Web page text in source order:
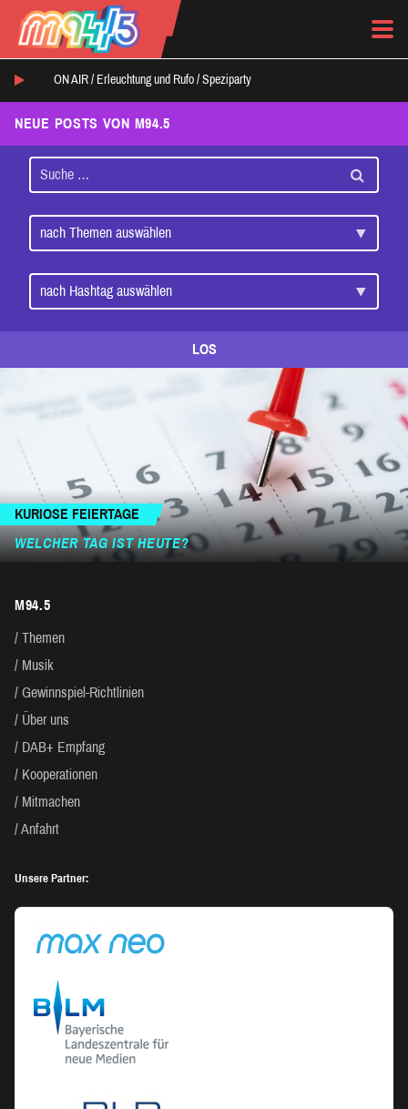
ON AIR / Erleuchtung und Rufo / Speziparty
NEUE POSTS VON M94.5
LOS
KURIOSE FEIERTAGE
WELCHER TAG IST HEUTE?
M94.5
Themen
Musik
Gewinnspiel-Richtlinien
Über uns
DAB+ Empfang
Kooperationen
Mitmachen
Anfahrt
Unsere Partner: